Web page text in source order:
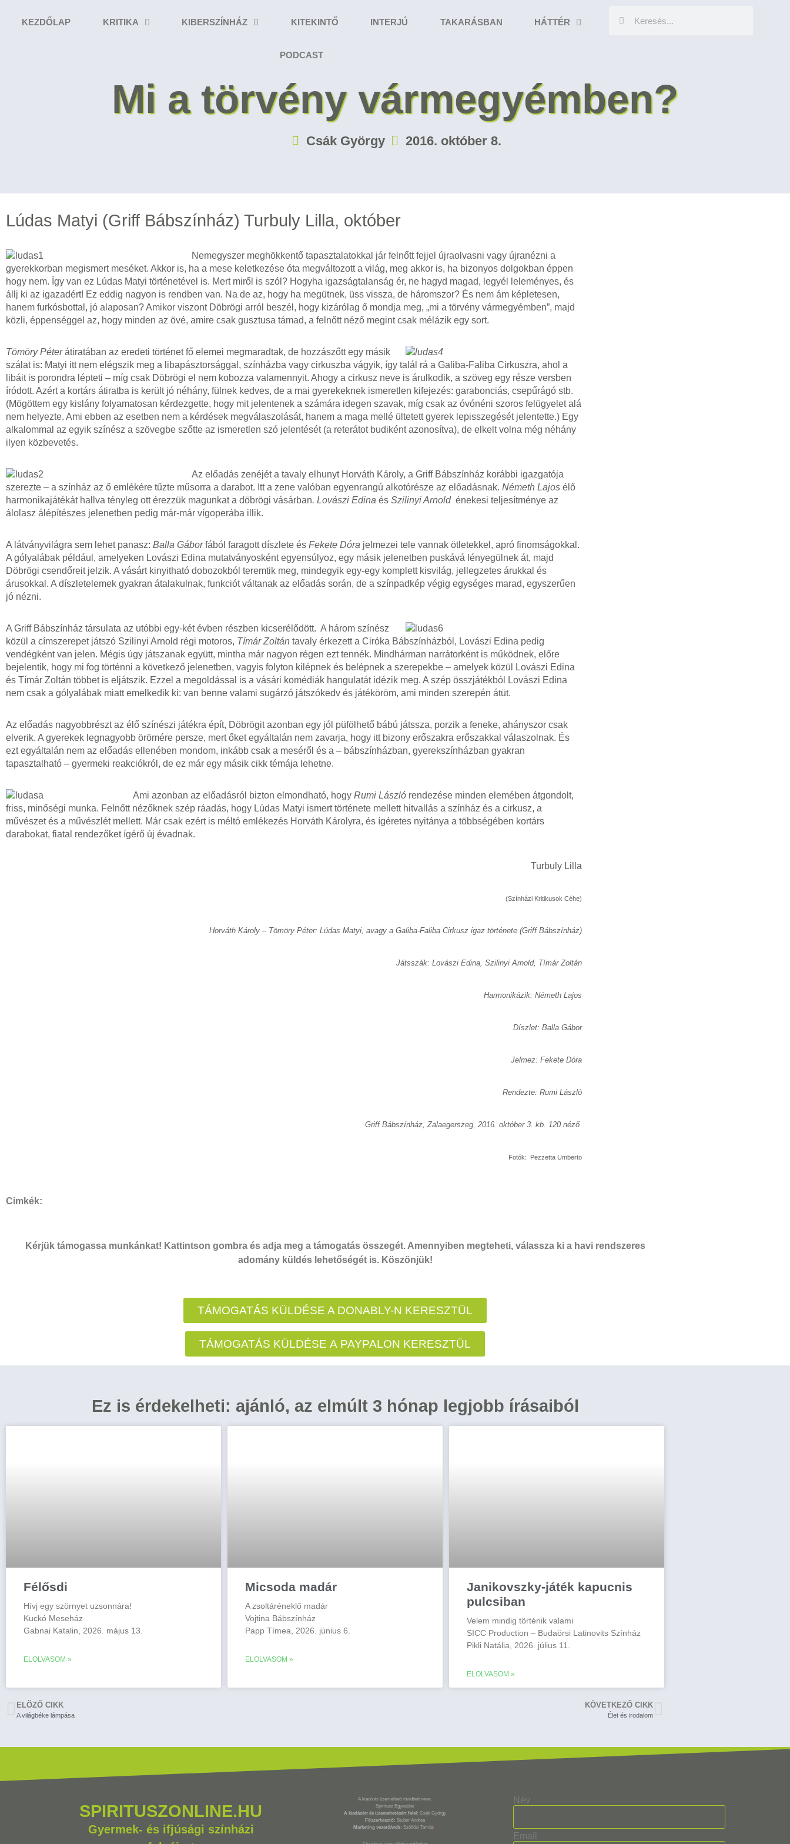
KEZDŐLAP KRITIKA KIBERSZÍNHÁZ KITEKINTŐ INTERJÚ TAKARÁSBAN HÁTTÉR
PODCAST
Mi a törvény vármegyémben?
Csák György 2016. október 8.
Lúdas Matyi (Griff Bábszínház) Turbuly Lilla, október
Nemegyszer meghökkentő tapasztalatokkal jár felnőtt fejjel újraolvasni vagy újranézni a
gyerekkorban megismert meséket. Akkor is, ha a mese keletkezése óta megváltozott a világ, meg akkor is, ha bizonyos dolgokban éppen
hogy nem. Így van ez Lúdas Matyi történetével is. Mert miről is szól? Hogyha igazságtalanság ér, ne hagyd magad, legyél leleményes, és
állj ki az igazadért! Ez eddig nagyon is rendben van. Na de az, hogy ha megütnek, üss vissza, de háromszor? És nem ám képletesen,
hanem furkósbottal, jó alaposan? Amikor viszont Döbrögi arról beszél, hogy kizárólag ő mondja meg, „mi a törvény vármegyémben”, majd
közli, éppenséggel az, hogy minden az övé, amire csak gusztusa támad, a felnőtt néző megint csak mélázik egy sort.
Tömöry Péterátiratában az eredeti történet fő elemei megmaradtak, de hozzászőtt egy másik
szálat is: Matyi itt nem elégszik meg a libapásztorsággal, színházba vagy cirkuszba vágyik, így talál rá a Galiba-Faliba Cirkuszra, ahol a
libáit is porondra lépteti – míg csak Döbrögi el nem kobozza valamennyit. Ahogy a cirkusz neve is árulkodik, a szöveg egy része versben
íródott. Azért a kortárs átiratba is került jó néhány, fülnek kedves, de a mai gyerekeknek ismeretlen kifejezés: garabonciás, csepűrágó stb.
(Mögöttem egy kislány folyamatosan kérdezgette, hogy mit jelentenek a számára idegen szavak, míg csak az óvónéni szoros felügyelet alá
nem helyezte. Ami ebben az esetben nem a kérdések megválaszolását, hanem a maga mellé ültetett gyerek lepisszegését jelentette.) Egy
alkalommal az egyik színész a szövegbe szőtte az ismeretlen szó jelentését (a reterátot budiként azonosítva), de elkelt volna még néhány
ilyen közbevetés.
Az előadás zenéjét a tavaly elhunyt Horváth Károly, a Griff Bábszínház korábbi igazgatója
szerezte – a színház az ő emlékére tűzte műsorra a darabot. Itt a zene valóban egyenrangú alkotórésze az előadásnak. Németh Lajos élő
harmonikajátékát hallva tényleg ott érezzük magunkat a döbrögi vásárban. Lovászi Edina és Szilinyi Arnoldénekesi teljesítménye az
álolasz álépítészes jelenetben pedig már-már vígoperába illik.
A látványvilágra sem lehet panasz: Balla Gáborfából faragott díszlete és Fekete Dóra jelmezei tele vannak ötletekkel, apró finomságokkal.
A gólyalábak például, amelyeken Lovászi Edina mutatványosként egyensúlyoz, egy másik jelenetben puskává lényegülnek át, majd
Döbrögi csendőreit jelzik. A vásárt kinyitható dobozokból teremtik meg, mindegyik egy-egy komplett kisvilág, jellegzetes árukkal és
árusokkal. A díszletelemek gyakran átalakulnak, funkciót váltanak az előadás során, de a színpadkép végig egységes marad, egyszerűen
jó nézni.
A Griff Bábszínház társulata az utóbbi egy-két évben részben kicserélődött. A három színész
közül a címszerepet játszó Szilinyi Arnold régi motoros, Tímár Zoltán tavaly érkezett a Ciróka Bábszínházból, Lovászi Edina pedig
vendégként van jelen. Mégis úgy játszanak együtt, mintha már nagyon régen ezt tennék. Mindhárman narrátorként is működnek, előre
bejelentik, hogy mi fog történni a következő jelenetben, vagyis folyton kilépnek és belépnek a szerepekbe – amelyek közül Lovászi Edina
és Tímár Zoltán többet is eljátszik. Ezzel a megoldással is a vásári komédiák hangulatát idézik meg. A szép összjátékból Lovászi Edina
nem csak a gólyalábak miatt emelkedik ki: van benne valami sugárzó játszókedv és játéköröm, ami minden szerepén átüt.
Az előadás nagyobbrészt az élő színészi játékra épít, Döbrögit azonban egy jól püfölhető bábú játssza, porzik a feneke, ahányszor csak
elverik. A gyerekek legnagyobb örömére persze, mert őket egyáltalán nem zavarja, hogy itt bizony erőszakra erőszakkal válaszolnak. És
ezt egyáltalán nem az előadás ellenében mondom, inkább csak a meséről és a – bábszínházban, gyerekszínházban gyakran
tapasztalható – gyermeki reakciókról, de ez már egy másik cikk témája lehetne.
Ami azonban az előadásról bizton elmondható, hogy Rumi László rendezése minden elemében átgondolt,
friss, minőségi munka. Felnőtt nézőknek szép ráadás, hogy Lúdas Matyi ismert története mellett hitvallás a színház és a cirkusz, a
művészet és a művészlét mellett. Már csak ezért is méltó emlékezés Horváth Károlyra, és ígéretes nyitánya a többségében kortárs
darabokat, fiatal rendezőket ígérő új évadnak.
Turbuly Lilla
(Színházi Kritikusok Céhe)
Horváth Károly – Tömöry Péter: Lúdas Matyi, avagy a Galiba-Faliba Cirkusz igaz története (Griff Bábszínház)
Játsszák: Lovászi Edina, Szilinyi Arnold, Tímár Zoltán
Harmonikázik: Németh Lajos
Díszlet: Balla Gábor
Jelmez: Fekete Dóra
Rendezte: Rumi László
Griff Bábszínház, Zalaegerszeg, 2016. október 3. kb. 120 néző
Fotók: Pezzetta Umberto
Cimkék:
Kérjük támogassa munkánkat! Kattintson gombra és adja meg a támogatás összegét. Amennyiben megteheti, válassza ki a havi rendszeres
adomány küldés lehetőségét is. Köszönjük!
TÁMOGATÁS KÜLDÉSE A DONABLY-N KERESZTÜL
TÁMOGATÁS KÜLDÉSE A PAYPALON KERESZTÜL
Ez is érdekelheti: ajánló, az elmúlt 3 hónap legjobb írásaiból
Félősdi
Hívj egy szörnyet uzsonnára!
Kuckó Meseház
Gabnai Katalin, 2026. május 13.
ELOLVASOM »
Micsoda madár
A zsoltáréneklő madár
Vojtina Bábszínház
Papp Tímea, 2026. június 6.
ELOLVASOM »
Janikovszky-játék kapucnis
pulcsiban
Velem mindig történik valami
SICC Production – Budaörsi Latinovits Színház
Pikli Natália, 2026. július 11.
ELOLVASOM »
ELÖZŐ CIKK
A világbéke lámpása
KÖVETKEZŐ CIKK
Élet és irodalom
SPIRITUSZONLINE.HU
Gyermek- és ifjúsági színházi
A kiadó és üzemeltető rövidített neve:
Spiritusz Egyesület
A kiadásért és üzemeltetésért felel: Csák György
Főszerkesztő: Stuber Andrea
Marketing vezető/web: Szöllősi Tamás *
Név
Email